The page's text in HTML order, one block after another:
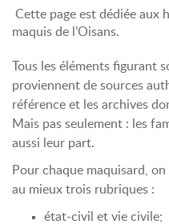
Cette page est dédiée aux
maquis de l’Oisans.
Tous les éléments figurant
proviennent de sources
référence et les archives
Mais pas seulement : les
aussi leur part.
Pour chaque maquisard,
au mieux trois rubriques :
état-civil et vie civile;